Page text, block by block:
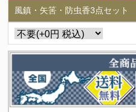
風鎮・矢筈・防虫香3点セット